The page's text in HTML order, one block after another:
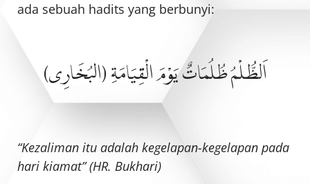
ada sebuah hadits yang berbunyi:
اَلظُّلْمُ ظُلُمَاتٌ يَوْمَ الْقِيَامَةِ (البُخَارِى)
“Kezaliman itu adalah kegelapan-kegelapan pada
hari kiamat” (HR. Bukhari)